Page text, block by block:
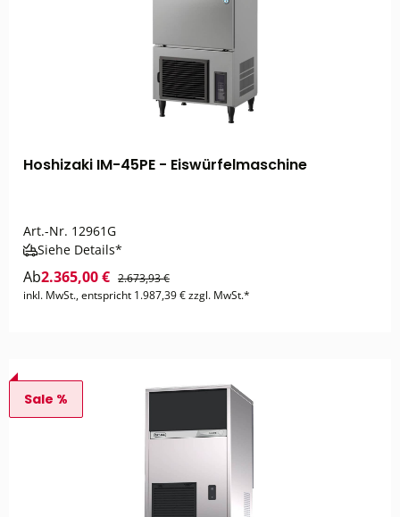
Hoshizaki IM-45PE - Eiswürfelmaschine
Art.-Nr. 12961G
Siehe Details*
Ab2.365,00 € 2.673,93 €
inkl. MwSt., entspricht 1.987,39 € zzgl. MwSt.*
Sale %